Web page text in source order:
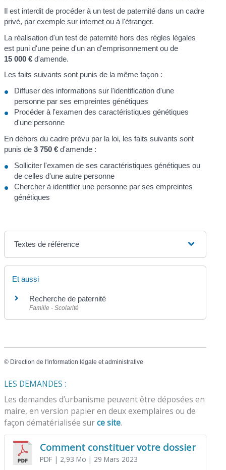
Il est interdit de procéder à un test de paternité dans un cadre
privé, par exemple sur internet ou à l'étranger.
La réalisation d'un test de paternité hors des règles légales
est puni d'une peine d'un an d'emprisonnement ou de
15 000 € d'amende.
Les faits suivants sont punis de la même façon :
Diffuser des informations sur l'identification d'une
personne par ses empreintes génétiques
Procéder à l'examen des caractéristiques génétiques
d'une personne
En dehors du cadre prévu par la loi, les faits suivants sont
punis de3 750 € d'amende :
Solliciter l'examen de ses caractéristiques génétiques ou
de celles d'une autre personne
Chercher à identifier une personne par ses empreintes
génétiques
Textes de référence
Et aussi
Recherche de paternité
Famille - Scolarité
© Direction de l'information légale et administrative
LES DEMANDES :
Les demandes d’urbanisme peuvent être déposées en
maire, en version papier en deux exemplaires ou de
façon dématérialisée surce site.
Comment constituer votre dossier
PDF| 2,93 Mo | 29 Mars 2023